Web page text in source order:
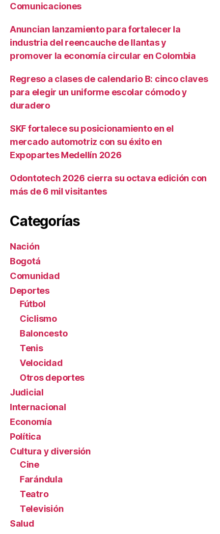
Comunicaciones
Anuncian lanzamiento para fortalecer la
industria del reencauche de llantas y
promover la economía circular en Colombia
Regreso a clases de calendario B: cinco claves
para elegir un uniforme escolar cómodo y
duradero
SKF fortalece su posicionamiento en el
mercado automotriz con su éxito en
Expopartes Medellín 2026
Odontotech 2026 cierra su octava edición con
más de 6 mil visitantes
Categorías
Nación
Bogotá
Comunidad
Deportes
Fútbol
Ciclismo
Baloncesto
Tenis
Velocidad
Otros deportes
Judicial
Internacional
Economía
Política
Cultura y diversión
Cine
Farándula
Teatro
Televisión
Salud